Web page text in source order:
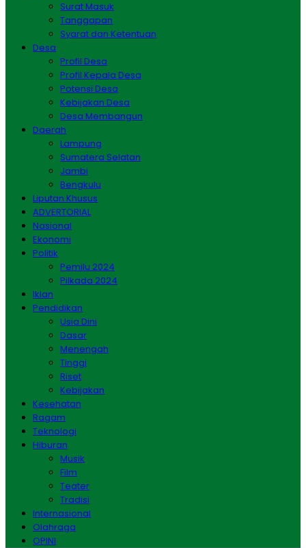
Surat Masuk
Tanggapan
Syarat dan Ketentuan
Desa
Profil Desa
Profil Kepala Desa
Potensi Desa
Kebijakan Desa
Desa Membangun
Daerah
Lampung
Sumatera Selatan
Jambi
Bengkulu
Liputan Khusus
ADVERTORIAL
Nasional
Ekonomi
Politik
Pemilu 2024
Pilkada 2024
Iklan
Pendidikan
Usia Dini
Dasar
Menengah
Tinggi
Riset
Kebijakan
Kesehatan
Ragam
Teknologi
Hiburan
Musik
Film
Teater
Tradisi
Internasional
Olahraga
OPINI